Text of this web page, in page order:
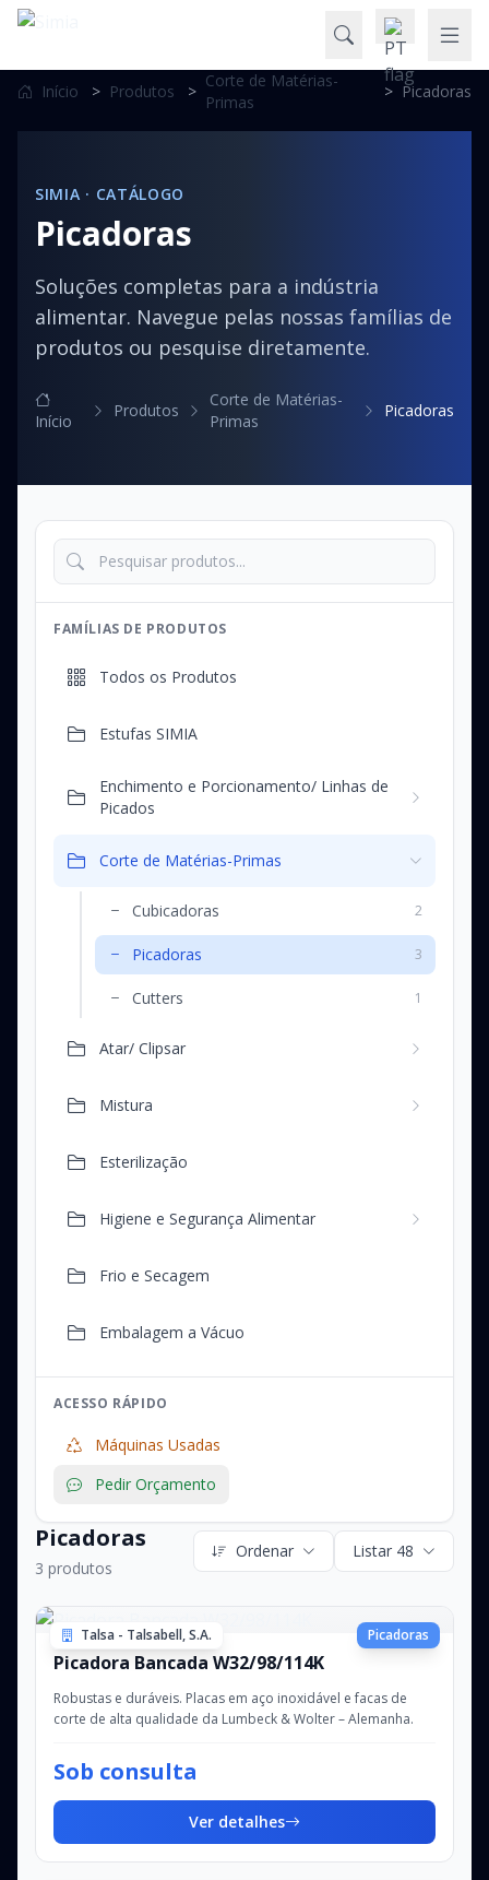
Início > Produtos >
Corte de Matérias-
Primas
> Picadoras
SIMIA · CATÁLOGO
Picadoras
Soluções completas para a indústria
alimentar. Navegue pelas nossas famílias de
produtos ou pesquise diretamente.
Início
Produtos
Corte de Matérias-
Primas
Picadoras
FAMÍLIAS DE PRODUTOS
Todos os Produtos
Estufas SIMIA
Enchimento e Porcionamento/ Linhas de
Picados
Corte de Matérias-Primas
Cubicadoras 2
Picadoras 3
Cutters 1
Atar/ Clipsar
Mistura
Esterilização
Higiene e Segurança Alimentar
Frio e Secagem
Embalagem a Vácuo
ACESSO RÁPIDO
Máquinas Usadas
Pedir Orçamento
Picadoras
3 produtos
Ordenar Listar 48
Talsa - Talsabell, S.A. Picadoras
Picadora Bancada W32/98/114K
Robustas e duráveis. Placas em aço inoxidável e facas de
corte de alta qualidade da Lumbeck & Wolter – Alemanha.
Sob consulta
Ver detalhes